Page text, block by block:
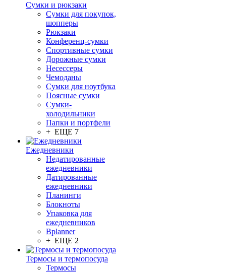
Сумки и рюкзаки
Сумки для покупок,
шопперы
Рюкзаки
Конференц-сумки
Спортивные сумки
Дорожные сумки
Несессеры
Чемоданы
Сумки для ноутбука
Поясные сумки
Сумки-
холодильники
Папки и портфели
+ ЕЩЕ 7
Ежедневники
Недатированные
ежедневники
Датированные
ежедневники
Планинги
Блокноты
Упаковка для
ежедневников
Bplanner
+ ЕЩЕ 2
Термосы и термопосуда
Термосы